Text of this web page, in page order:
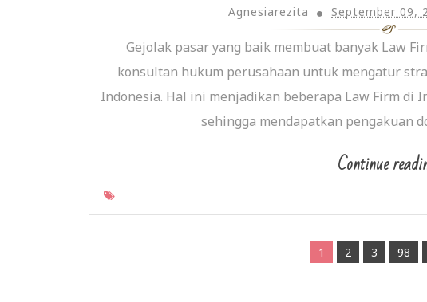
Agnesiarezita September 09,
Gejolak pasar yang baik membuat banyak Law
konsultan hukum perusahaan untuk mengatur
Indonesia. Hal ini menjadikan beberapa Law Firm di
sehingga mendapatkan pengakuan
Continue
1 2 3 98